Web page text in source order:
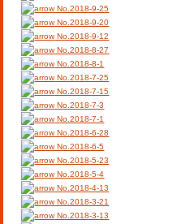
No.2018-9-25
No.2018-9-20
No.2018-9-12
No.2018-8-27
No.2018-8-1
No.2018-7-25
No.2018-7-15
No.2018-7-3
No.2018-7-1
No.2018-6-28
No.2018-6-5
No.2018-5-23
No.2018-5-4
No.2018-4-13
No.2018-3-21
No.2018-3-13